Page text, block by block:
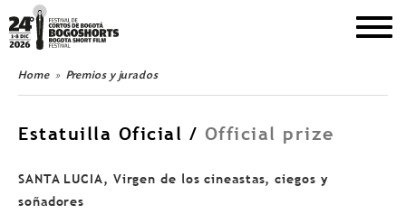
DEL 1 AL 8 DE DICIEMBRE DE 2026
Home Premios y jurados
Estatuilla Oficial / Official prize
SANTA LUCIA, Virgen de los cineastas, ciegos y
soñadores